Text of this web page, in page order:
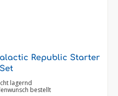
Republic Starter
Set
lagernd
bestellt